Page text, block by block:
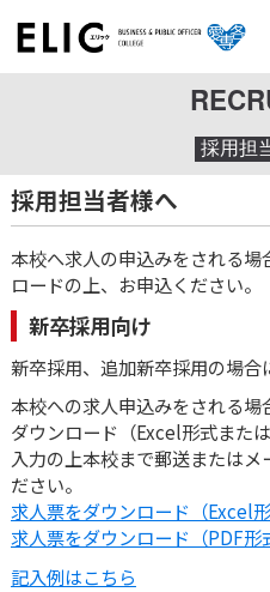
採用担
採用担当者様へ
本校へ求人の申込みをされる
ロードの上、お申込ください。
新卒採用向け
新卒採用、追加新卒採用の場合
本校への求人申込みをされる
ダウンロード（Excel形式また
入力の上本校まで郵送またはメ
ださい。
求人票をダウンロード（Excel形
求人票をダウンロード（PDF形
記入例はこちら